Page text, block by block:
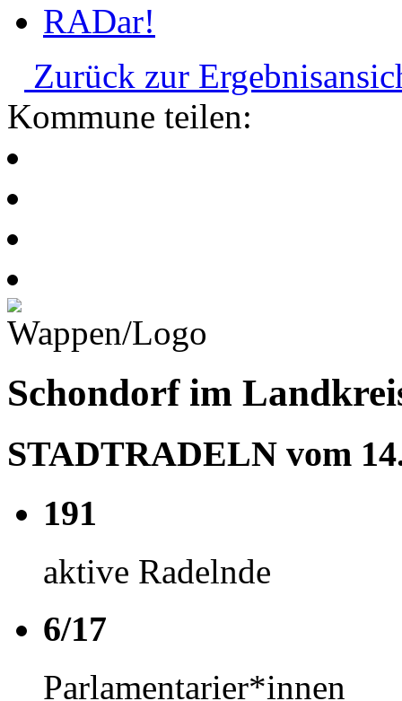
RADar!
Zurück zur
Kommune teilen:
Schondorf im
STADTRADELN vom
191
aktive Radelnde
6/17
Parlamentarier*innen